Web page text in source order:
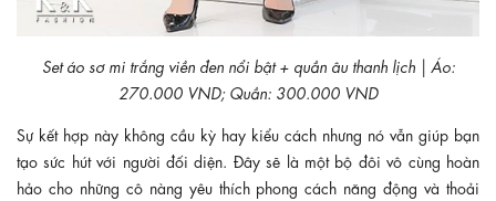
Set áo sơ mi trắng viền đen nổi bật + quần âu thanh lịch | Áo:
270.000 VND; Quần: 300.000 VND
Sự kết hợp này không cầu kỳ hay kiểu cách nhưng nó vẫn giúp bạn
tạo sức hút với người đối diện. Đây sẽ là một bộ đôi vô cùng hoàn
hảo cho những cô nàng yêu thích phong cách năng động và thoải